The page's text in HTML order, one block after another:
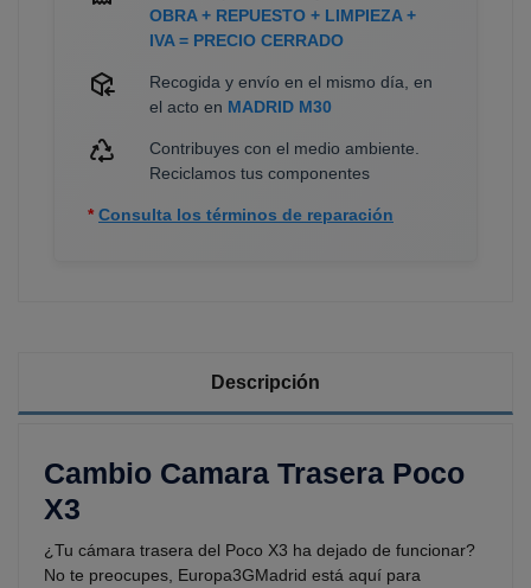
OBRA + REPUESTO + LIMPIEZA +
IVA = PRECIO CERRADO
Recogida y envío en el mismo día, en
el acto en MADRID M30
Contribuyes con el medio ambiente.
Reciclamos tus componentes
* Consulta los términos de reparación
Descripción
Cambio Camara Trasera Poco
X3
¿Tu cámara trasera del Poco X3 ha dejado de funcionar?
No te preocupes, Europa3GMadrid está aquí para